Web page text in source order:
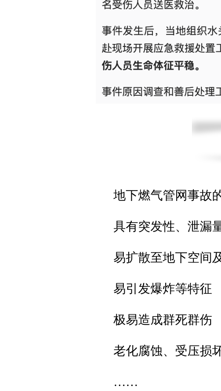
地下燃气管网事故
具有突发性、泄漏
易扩散至地下空间
易引发爆炸等特征
极易造成群死群伤
老化腐蚀、受压损
……